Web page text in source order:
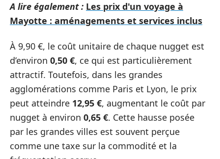
A lire également : Les prix d'un voyage à
Mayotte : aménagements et services inclus
À 9,90 €, le coût unitaire de chaque nugget est
d’environ 0,50 €, ce qui est particulièrement
attractif. Toutefois, dans les grandes
agglomérations comme Paris et Lyon, le prix
peut atteindre 12,95 €, augmentant le coût par
nugget à environ 0,65 €. Cette hausse posée
par les grandes villes est souvent perçue
comme une taxe sur la commodité et la